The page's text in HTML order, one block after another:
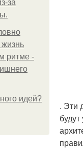
за
ритме -
идей?
. Эти